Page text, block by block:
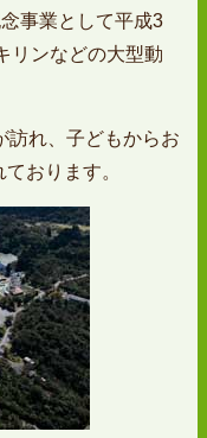
事業として平成3
リンなどの大型動
訪れ、子どもからお
おります。